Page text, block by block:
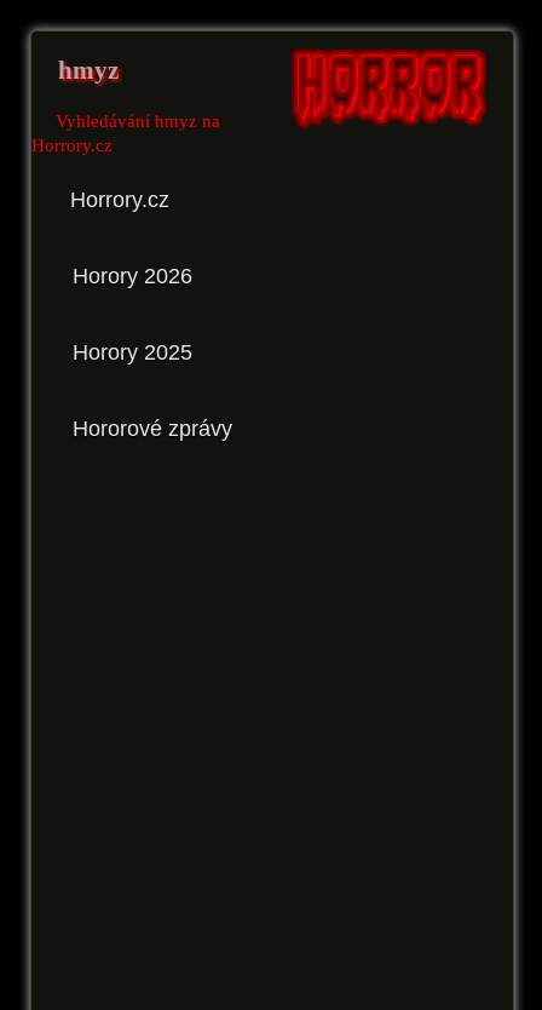
hmyz
Vyhledávání hmyz na
Horrory.cz
Horrory.cz
Horory 2026
Horory 2025
Hororové zprávy